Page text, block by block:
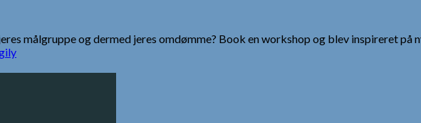
målgruppe og dermed jeres omdømme? Book en workshop og blev inspireret på